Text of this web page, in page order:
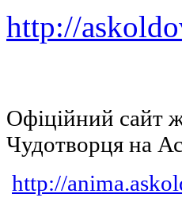
http://
Офіційний сайт
Чудотворця на
http://